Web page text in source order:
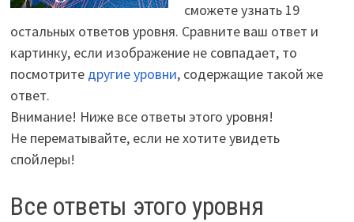
сможете узнать 19
остальных ответов уровня. Сравните ваш ответ и
картинку, если изображение не совпадает, то
посмотрите другие уровни, содержащие такой же
ответ.
Внимание! Ниже все ответы этого уровня!
Не перематывайте, если не хотите увидеть
спойлеры!
Все ответы этого уровня